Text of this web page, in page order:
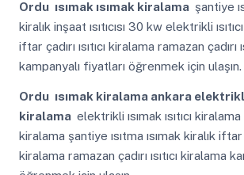
Ordu ısımak ısımak kiralama şantiye
kiralık inşaat ısıtıcısı 30 kw elektrikli
iftar çadırı ısıtıcı kiralama ramazan çadırı
kampanyalı fiyatları öğrenmek için ulaşın.
Ordu ısımak kiralama ankara elektrikli
kiralama elektrikli ısımak ısıtıcı kiralama
kiralama şantiye ısıtma ısımak kiralık iftar
kiralama ramazan çadırı ısıtıcı kiralama